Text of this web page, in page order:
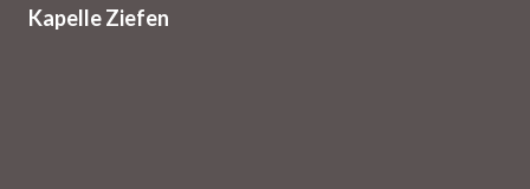
Kapelle Ziefen